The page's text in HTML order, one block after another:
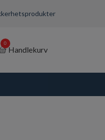
0
Handlekurv